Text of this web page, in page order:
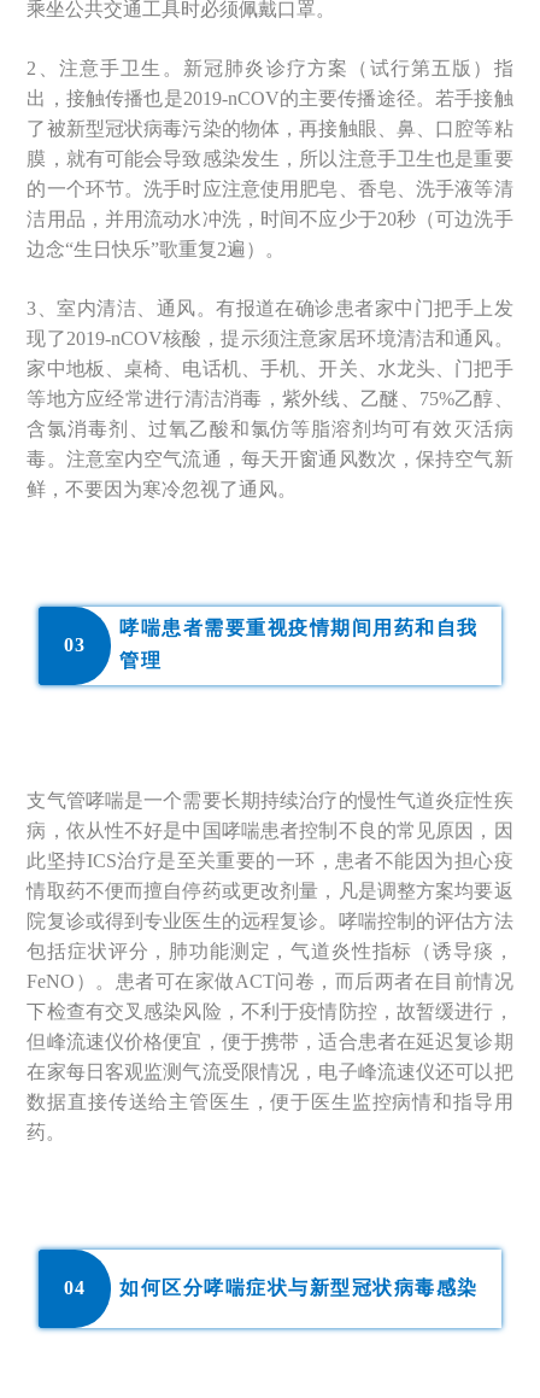
乘坐公共交通工具时必须佩戴口罩。
2、注意手卫生。新冠肺炎诊疗方案（试行第五版）指
出，接触传播也是2019-nCOV的主要传播途径。若手接触
了被新型冠状病毒污染的物体，再接触眼、鼻、口腔等粘
膜，就有可能会导致感染发生，所以注意手卫生也是重要
的一个环节。洗手时应注意使用肥皂、香皂、洗手液等清
洁用品，并用流动水冲洗，时间不应少于20秒（可边洗手
边念“生日快乐”歌重复2遍）。
3、室内清洁、通风。有报道在确诊患者家中门把手上发
现了2019-nCOV核酸，提示须注意家居环境清洁和通风。
家中地板、桌椅、电话机、手机、开关、水龙头、门把手
等地方应经常进行清洁消毒，紫外线、乙醚、75%乙醇、
含氯消毒剂、过氧乙酸和氯仿等脂溶剂均可有效灭活病
毒。注意室内空气流通，每天开窗通风数次，保持空气新
鲜，不要因为寒冷忽视了通风。
03
哮喘患者需要重视疫情期间用药和自我
管理
支气管哮喘是一个需要长期持续治疗的慢性气道炎症性疾
病，依从性不好是中国哮喘患者控制不良的常见原因，因
此坚持ICS治疗是至关重要的一环，患者不能因为担心疫
情取药不便而擅自停药或更改剂量，凡是调整方案均要返
院复诊或得到专业医生的远程复诊。哮喘控制的评估方法
包括症状评分，肺功能测定，气道炎性指标（诱导痰，
FeNO）。患者可在家做ACT问卷，而后两者在目前情况
下检查有交叉感染风险，不利于疫情防控，故暂缓进行，
但峰流速仪价格便宜，便于携带，适合患者在延迟复诊期
在家每日客观监测气流受限情况，电子峰流速仪还可以把
数据直接传送给主管医生，便于医生监控病情和指导用
药。
04 如何区分哮喘症状与新型冠状病毒感染